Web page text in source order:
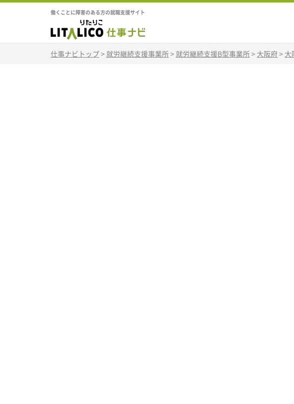
働くことに障害のある方の就職支援サイト
仕事ナビトップ> 就労継続支援事業所> 就労継続支援B型事業所> 大阪府> 大